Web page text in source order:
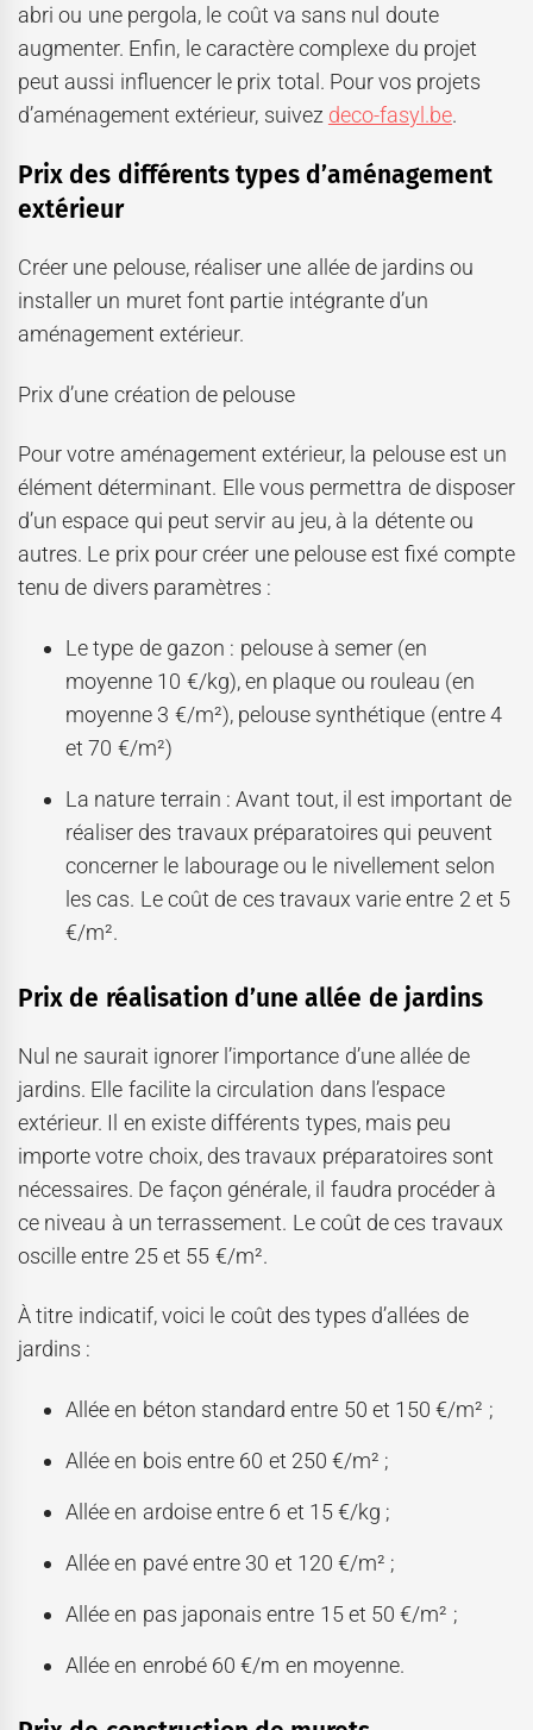
abri ou une pergola, le coût va sans nul doute
augmenter. Enfin, le caractère complexe du projet
peut aussi influencer le prix total. Pour vos projets
d’aménagement extérieur, suivez deco-fasyl.be.
Prix des différents types d’aménagement
extérieur
Créer une pelouse, réaliser une allée de jardins ou
installer un muret font partie intégrante d’un
aménagement extérieur.
Prix d’une création de pelouse
Pour votre aménagement extérieur, la pelouse est un
élément déterminant. Elle vous permettra de disposer
d’un espace qui peut servir au jeu, à la détente ou
autres. Le prix pour créer une pelouse est fixé compte
tenu de divers paramètres :
Le type de gazon : pelouse à semer (en
moyenne 10 €/kg), en plaque ou rouleau (en
moyenne 3 €/m²), pelouse synthétique (entre 4
et 70 €/m²)
La nature terrain : Avant tout, il est important de
réaliser des travaux préparatoires qui peuvent
concerner le labourage ou le nivellement selon
les cas. Le coût de ces travaux varie entre 2 et 5
€/m².
Prix de réalisation d’une allée de jardins
Nul ne saurait ignorer l’importance d’une allée de
jardins. Elle facilite la circulation dans l’espace
extérieur. Il en existe différents types, mais peu
importe votre choix, des travaux préparatoires sont
nécessaires. De façon générale, il faudra procéder à
ce niveau à un terrassement. Le coût de ces travaux
oscille entre 25 et 55 €/m².
À titre indicatif, voici le coût des types d’allées de
jardins :
Allée en béton standard entre 50 et 150 €/m² ;
Allée en bois entre 60 et 250 €/m² ;
Allée en ardoise entre 6 et 15 €/kg ;
Allée en pavé entre 30 et 120 €/m² ;
Allée en pas japonais entre 15 et 50 €/m² ;
Allée en enrobé 60 €/m en moyenne.